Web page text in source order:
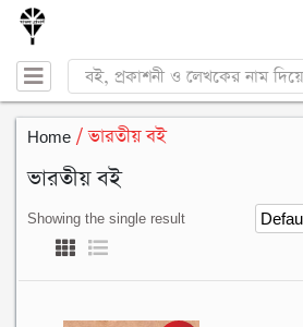
Products
search
Home / ভারতীয় বই
ভারতীয় বই
Showing the single result